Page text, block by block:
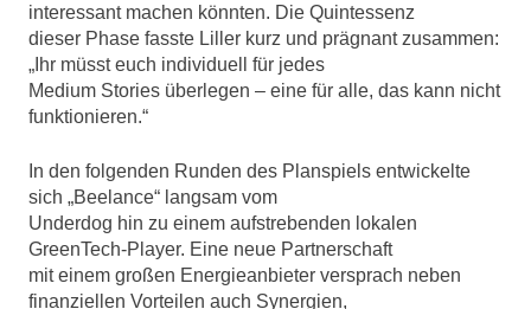
interessant machen könnten. Die Quintessenz
dieser Phase fasste Liller kurz und prägnant zusammen:
„Ihr müsst euch individuell für jedes
Medium Stories überlegen – eine für alle, das kann nicht
funktionieren.“
In den folgenden Runden des Planspiels entwickelte
sich „Beelance“ langsam vom
Underdog hin zu einem aufstrebenden lokalen
GreenTech-Player. Eine neue Partnerschaft
mit einem großen Energieanbieter versprach neben
finanziellen Vorteilen auch Synergien,